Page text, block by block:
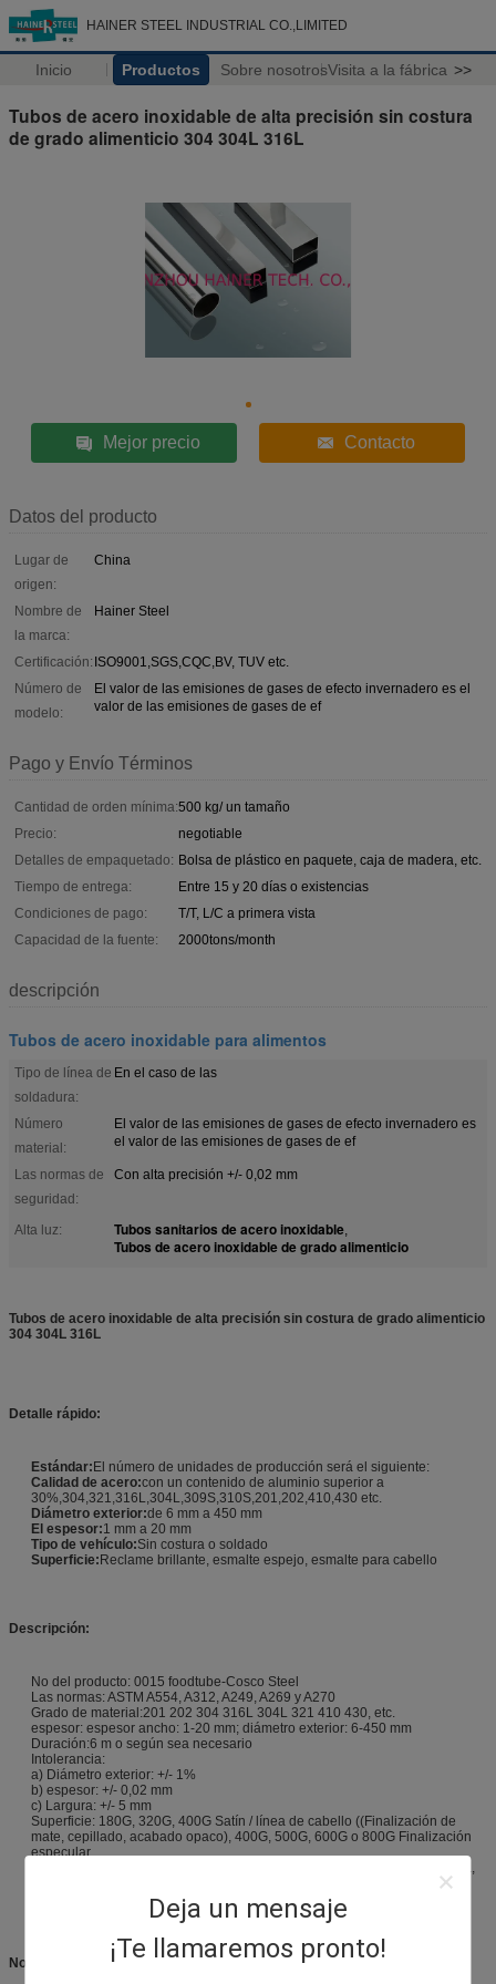
HAINER STEEL INDUSTRIAL CO.,LIMITED
Inicio Productos Sobre nosotrosVisita a la fábrica >>
Deja un mensaje
¡Te llamaremos pronto!
Tubos de acero inoxidable de alta precisión sin costura
de grado alimenticio 304 304L 316L
Mejor precio Contacto
Datos del producto
Lugar de
origen:
China
Nombre de
la marca:
Hainer Steel
Certificación: ISO9001,SGS,CQC,BV, TUV etc.
Número de
modelo:
El valor de las emisiones de gases de efecto invernadero es el
valor de las emisiones de gases de ef
Pago y Envío Términos
Cantidad de orden mínima:500 kg/ un tamaño
Precio:
negotiable
Detalles de empaquetado: Bolsa de plástico en paquete, caja de madera, etc.
Tiempo de entrega:
Entre 15 y 20 días o existencias
Condiciones de pago:
T/T, L/C a primera vista
Capacidad de la fuente:
2000tons/month
descripción
Tubos de acero inoxidable para alimentos
Tipo de línea de
soldadura:
En el caso de las
Número
material:
El valor de las emisiones de gases de efecto invernadero es
el valor de las emisiones de gases de ef
Las normas de
seguridad:
Con alta precisión +/- 0,02 mm
Alta luz: Tubos sanitarios de acero inoxidable,
Tubos de acero inoxidable de grado alimenticio
Tubos de acero inoxidable de alta precisión sin costura de grado alimenticio
304 304L 316L
Detalle rápido:
Estándar:El número de unidades de producción será el siguiente:
Calidad de acero:con un contenido de aluminio superior a
30%,304,321,316L,304L,309S,310S,201,202,410,430 etc.
Diámetro exterior:de 6 mm a 450 mm
El espesor:1 mm a 20 mm
Tipo de vehículo:Sin costura o soldado
Superficie:Reclame brillante, esmalte espejo, esmalte para cabello
Descripción:
No del producto: 0015 foodtube-Cosco Steel
Las normas: ASTM A554, A312, A249, A269 y A270
Grado de material:201 202 304 316L 304L 321 410 430, etc.
espesor: espesor ancho: 1-20 mm; diámetro exterior: 6-450 mm
Duración:6 m o según sea necesario
Intolerancia:
a) Diámetro exterior: +/- 1%
b) espesor: +/- 0,02 mm
c) Largura: +/- 5 mm
Superficie: 180G, 320G, 400G Satín / línea de cabello ((Finalización de
mate, cepillado, acabado opaco), 400G, 500G, 600G o 800G Finalización
especular
Prueba: Prueba con agua, Prueba extendida, Prueba de presión de agua,
Norma química y propiedades mecánicas